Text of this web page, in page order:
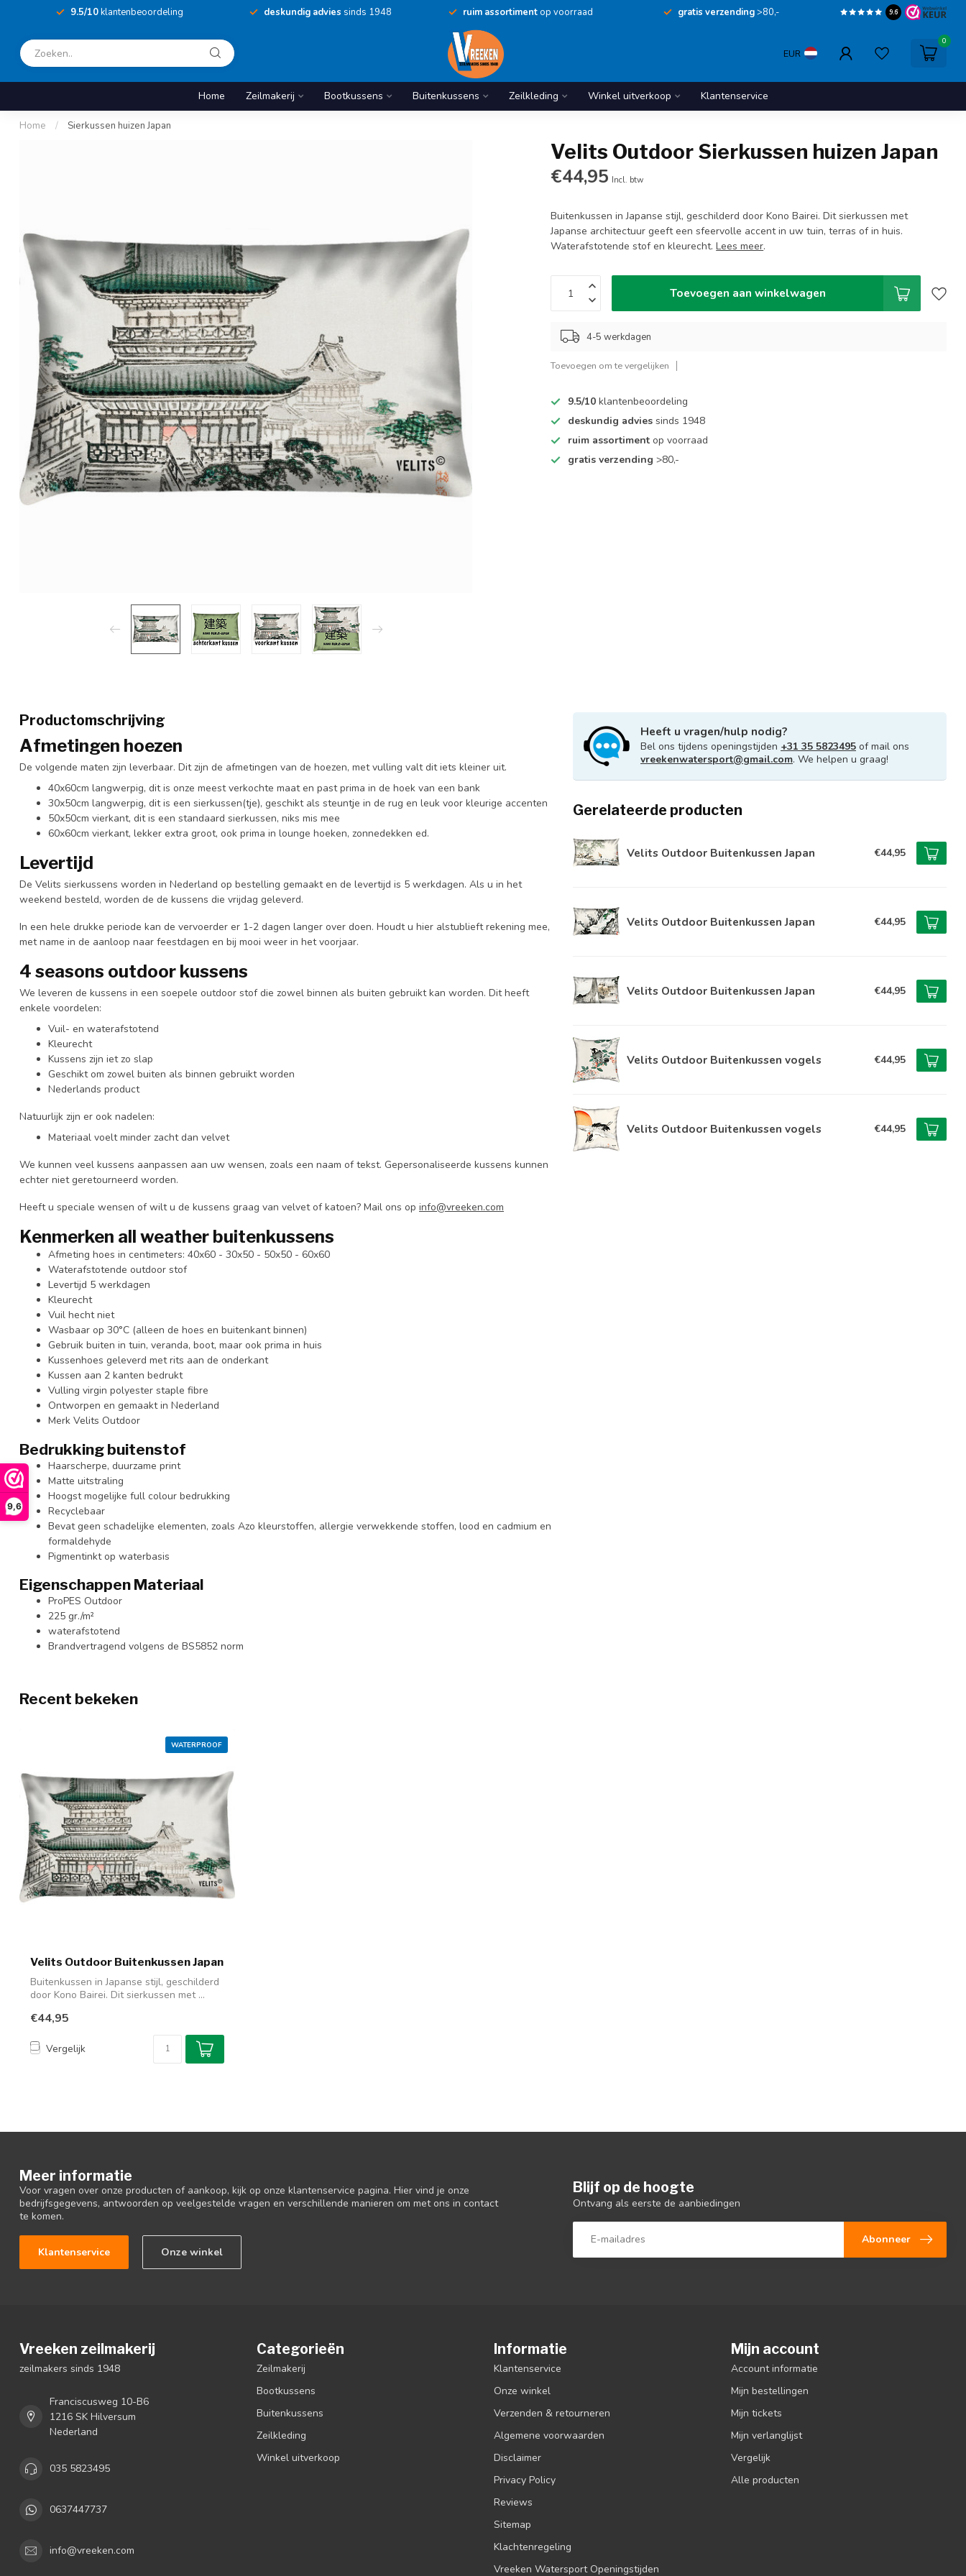
9,6
9.5/10klantenbeoordeling deskundig advies sinds 1948 ruim assortimentop voorraad gratis verzending>80,- 9.6
EUR
0
Home Zeilmakerij Bootkussens Buitenkussens Zeilkleding Winkel uitverkoop Klantenservice
Home / Sierkussen huizen Japan
Velits Outdoor Sierkussen huizen Japan
€44,95 Incl. btw
Buitenkussen in Japanse stijl, geschilderd door Kono Bairei. Dit sierkussen met
Japanse architectuur geeft een sfeervolle accent in uw tuin, terras of in huis.
Waterafstotende stof en kleurecht.Lees meer.
Toevoegen aan winkelwagen
4-5 werkdagen
Toevoegen om te vergelijken
9.5/10 klantenbeoordeling
deskundig advies sinds 1948
ruim assortiment op voorraad
gratis verzending >80,-
Productomschrijving
Afmetingen hoezen
De volgende maten zijn leverbaar. Dit zijn de afmetingen van de hoezen, met vulling valt dit iets kleiner uit.
40x60cm langwerpig, dit is onze meest verkochte maat en past prima in de hoek van een bank
30x50cm langwerpig, dit is een sierkussen(tje), geschikt als steuntje in de rug en leuk voor kleurige accenten
50x50cm vierkant, dit is een standaard sierkussen, niks mis mee
60x60cm vierkant, lekker extra groot, ook prima in lounge hoeken, zonnedekken ed.
Levertijd
De Velits sierkussens worden in Nederland op bestelling gemaakt en de levertijd is 5 werkdagen. Als u in het
weekend besteld, worden de de kussens die vrijdag geleverd.
In een hele drukke periode kan de vervoerder er 1-2 dagen langer over doen. Houdt u hier alstublieft rekening mee,
met name in de aanloop naar feestdagen en bij mooi weer in het voorjaar.
4 seasons outdoor kussens
We leveren de kussens in een soepele outdoor stof die zowel binnen als buiten gebruikt kan worden. Dit heeft
enkele voordelen:
Vuil- en waterafstotend
Kleurecht
Kussens zijn iet zo slap
Geschikt om zowel buiten als binnen gebruikt worden
Nederlands product
Natuurlijk zijn er ook nadelen:
Materiaal voelt minder zacht dan velvet
We kunnen veel kussens aanpassen aan uw wensen, zoals een naam of tekst. Gepersonaliseerde kussens kunnen
echter niet geretourneerd worden.
Heeft u speciale wensen of wilt u de kussens graag van velvet of katoen? Mail ons op info@vreeken.com
Kenmerken all weather buitenkussens
Afmeting hoes in centimeters: 40x60 - 30x50 - 50x50 - 60x60
Waterafstotende outdoor stof
Levertijd 5 werkdagen
Kleurecht
Vuil hecht niet
Wasbaar op 30°C (alleen de hoes en buitenkant binnen)
Gebruik buiten in tuin, veranda, boot, maar ook prima in huis
Kussenhoes geleverd met rits aan de onderkant
Kussen aan 2 kanten bedrukt
Vulling virgin polyester staple fibre
Ontworpen en gemaakt in Nederland
Merk Velits Outdoor
Bedrukking buitenstof
Haarscherpe, duurzame print
Matte uitstraling
Hoogst mogelijke full colour bedrukking
Recyclebaar
Bevat geen schadelijke elementen, zoals Azo kleurstoffen, allergie verwekkende stoffen, lood en cadmium en
formaldehyde
Pigmentinkt op waterbasis
Eigenschappen Materiaal
ProPES Outdoor
225 gr./m²
waterafstotend
Brandvertragend volgens de BS5852 norm
Heeft u vragen/hulp nodig?
Bel ons tijdens openingstijden +31 35 5823495 of mail ons
vreekenwatersport@gmail.com. We helpen u graag!
Gerelateerde producten
Velits Outdoor Buitenkussen Japan €44,95
Velits Outdoor Buitenkussen Japan €44,95
Velits Outdoor Buitenkussen Japan €44,95
Velits Outdoor Buitenkussen vogels €44,95
Velits Outdoor Buitenkussen vogels €44,95
Recent bekeken
WATERPROOF
Velits Outdoor Buitenkussen Japan
Buitenkussen in Japanse stijl, geschilderd
door Kono Bairei. Dit sierkussen met ...
€44,95
Vergelijk
Meer informatie
Voor vragen over onze producten of aankoop, kijk op onze klantenservice pagina. Hier vind je onze
bedrijfsgegevens, antwoorden op veelgestelde vragen en verschillende manieren om met ons in contact
te komen.
Klantenservice Onze winkel
Blijf op de hoogte
Ontvang als eerste de aanbiedingen
Abonneer
Vreeken zeilmakerij
zeilmakers sinds 1948
Franciscusweg 10-B6
1216 SK Hilversum
Nederland
035 5823495
0637447737
info@vreeken.com
Categorieën
Zeilmakerij
Bootkussens
Buitenkussens
Zeilkleding
Winkel uitverkoop
Informatie
Klantenservice
Onze winkel
Verzenden & retourneren
Algemene voorwaarden
Disclaimer
Privacy Policy
Reviews
Sitemap
Klachtenregeling
Vreeken Watersport Openingstijden
Mijn account
Account informatie
Mijn bestellingen
Mijn tickets
Mijn verlanglijst
Vergelijk
Alle producten